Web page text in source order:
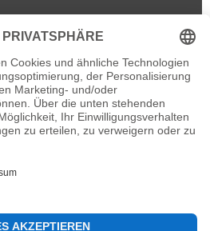
Mehrwertsteuer zzgl.